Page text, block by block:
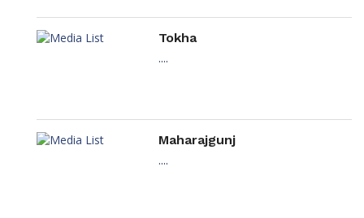
Tokha
....
Maharajgunj
....